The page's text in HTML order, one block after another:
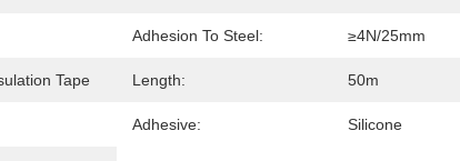
Adhesion To Steel: ≥4N/25mm
Tape Length: 50m
Adhesive: Silicone